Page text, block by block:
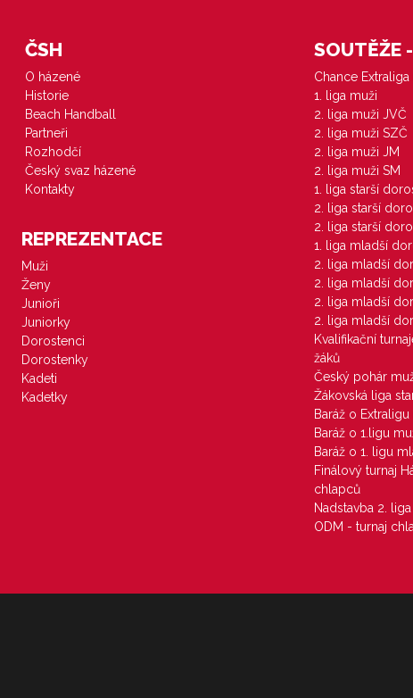
ČSH
O házené
Historie
Beach Handball
Partneři
Rozhodčí
Český svaz házené
Kontakty
REPREZENTACE
Muži
Ženy
Junioři
Juniorky
Dorostenci
Dorostenky
Kadeti
Kadetky
SOUTĚŽE
Chance
1. liga muži
2. liga muži JVČ
2. liga muži SZČ
2. liga muži JM
2. liga muži SM
1. liga starší
2. liga starší
2. liga starší
1. liga mladší
2. liga mladší
2. liga mladší
2. liga mladší
2. liga mladší
Kvalifikační
žáků
Český pohár
Žákovská liga
Baráž o
Baráž o 1.ligu
Baráž o 1. ligu
Finálový turnaj
chlapců
Nadstavba 2.
ODM - turnaj